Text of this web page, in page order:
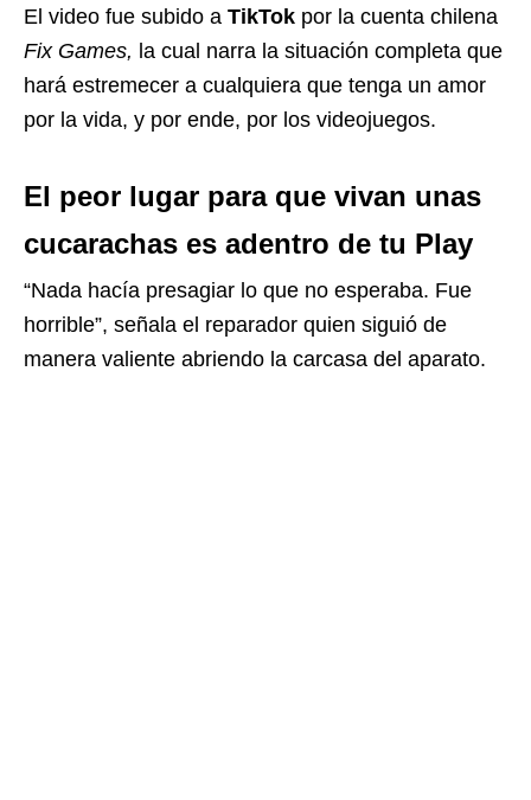
El video fue subido a TikTok por la cuenta chilena
Fix Games, la cual narra la situación completa que
hará estremecer a cualquiera que tenga un amor
por la vida, y por ende, por los videojuegos.
El peor lugar para que vivan unas
cucarachas es adentro de tu Play
“Nada hacía presagiar lo que no esperaba. Fue
horrible”, señala el reparador quien siguió de
manera valiente abriendo la carcasa del aparato.